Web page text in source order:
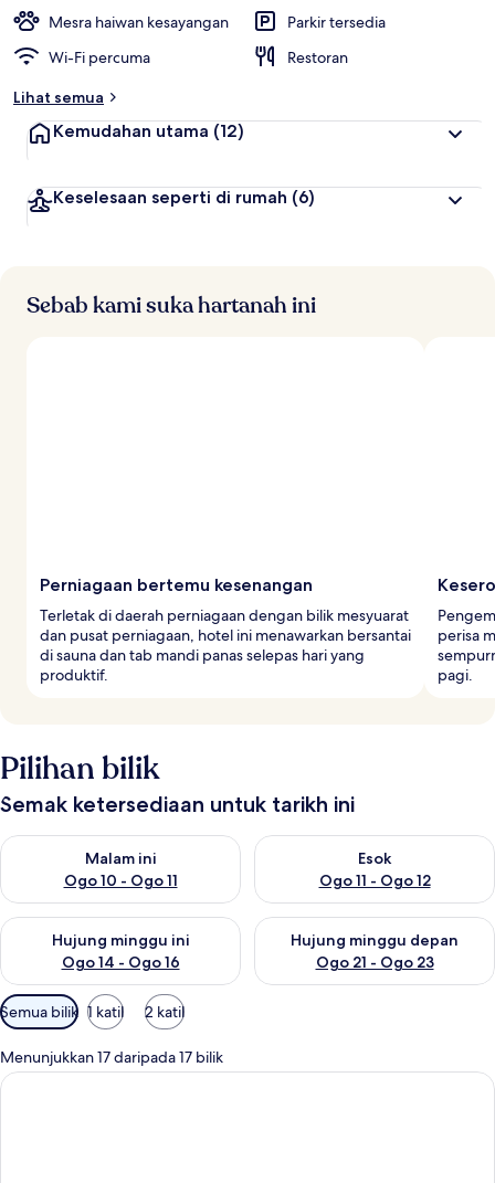
Mesra haiwan kesayangan
Parkir tersedia
Wi-Fi percuma
Restoran
Lihat semua
Kemudahan utama (12)
Keselesaan seperti di rumah (6)
Sebab kami suka hartanah ini
Perniagaan bertemu kesenangan
Terletak di daerah perniagaan dengan bilik mesyuarat
dan pusat perniagaan, hotel ini menawarkan bersantai
di sauna dan tab mandi panas selepas hari yang
produktif.
perisa
pagi.
Pilihan bilik
Semak ketersediaan untuk tarikh ini
Malam ini
Ogo 10 - Ogo 11
Semak ketersediaan untuk malam ini Ogo 10 - Ogo 11
Esok
Ogo 11 - Ogo 12
Semak ketersediaan untuk
Hujung minggu ini
Ogo 14 - Ogo 16
Semak ketersediaan untuk hujung minggu ini Ogo 14 - Ogo 16
Hujung minggu depan
Ogo 21 - Ogo 23
Semak ketersediaan untuk
Penapis
yang
tersedia
untuk
Semua bilik 1 katil 2 katil
Menunjukkan 17 daripada 17 bilik